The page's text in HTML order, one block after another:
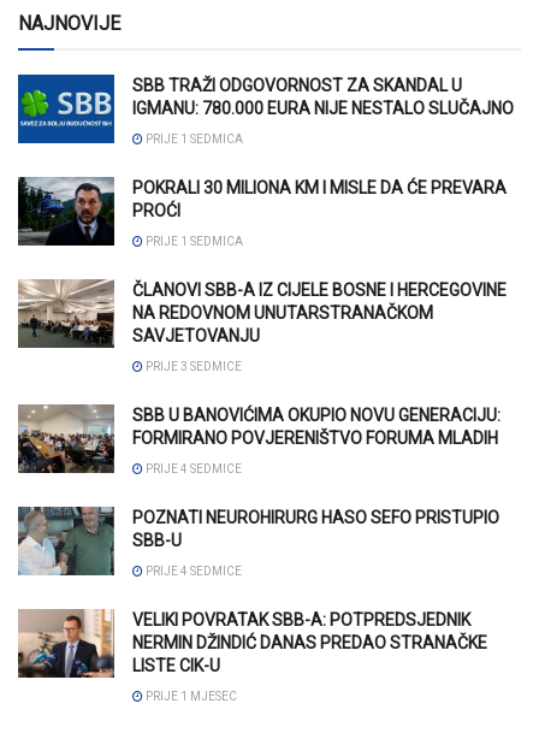
NAJNOVIJE
SBB TRAŽI ODGOVORNOST ZA SKANDAL U
IGMANU: 780.000 EURA NIJE NESTALO SLUČAJNO
PRIJE 1 SEDMICA
POKRALI 30 MILIONA KM I MISLE DA ĆE PREVARA
PROĆI
PRIJE 1 SEDMICA
ČLANOVI SBB-A IZ CIJELE BOSNE I HERCEGOVINE
NA REDOVNOM UNUTARSTRANAČKOM
SAVJETOVANJU
PRIJE 3 SEDMICE
SBB U BANOVIĆIMA OKUPIO NOVU GENERACIJU:
FORMIRANO POVJERENIŠTVO FORUMA MLADIH
PRIJE 4 SEDMICE
POZNATI NEUROHIRURG HASO SEFO PRISTUPIO
SBB-U
PRIJE 4 SEDMICE
VELIKI POVRATAK SBB-A: POTPREDSJEDNIK
NERMIN DŽINDIĆ DANAS PREDAO STRANAČKE
LISTE CIK-U
PRIJE 1 MJESEC